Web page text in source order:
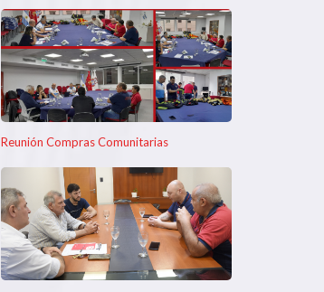
Reunión Compras Comunitarias